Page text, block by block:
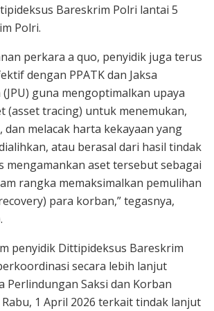
Bareskrim Polri lantai 5
Polri.
perkara a quo, penyidik juga terus
dengan PPATK dan Jaksa
guna mengoptimalkan upaya
(asset tracing) untuk menemukan,
dan melacak harta kekayaan yang
atau berasal dari hasil tindak
mengamankan aset tersebut sebagai
rangka memaksimalkan pemulihan
para korban,” tegasnya,
penyidik Dittipideksus Bareskrim
secara lebih lanjut
Perlindungan Saksi dan Korban
Rabu, 1 April 2026 terkait tindak lanjut